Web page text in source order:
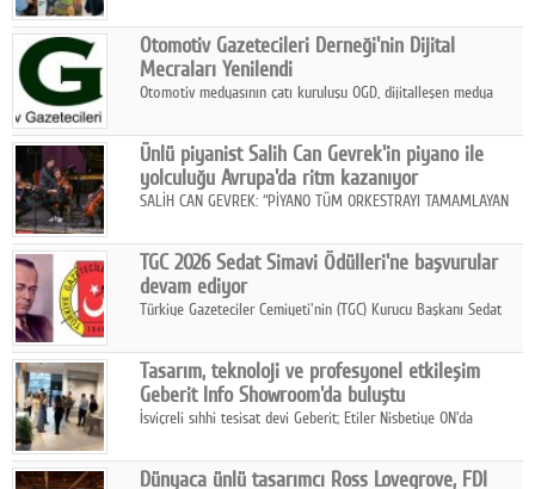
çalışan bağlılığı, iyi olma hali ve işveren markası üzerindeki
etkisine dikkat çekti.
Otomotiv Gazetecileri Derneği'nin Dijital
Mecraları Yenilendi
Otomotiv medyasının çatı kuruluşu OGD, dijitalleşen medya
hedefiyle internet sitesini ve sosyal medya kanallarını yeniledi.
Ünlü piyanist Salih Can Gevrek'in piyano ile
yolculuğu Avrupa'da ritm kazanıyor
SALİH CAN GEVREK: “PİYANO TÜM ORKESTRAYI TAMAMLAYAN
ETKİ YARATIYOR"
TGC 2026 Sedat Simavi Ödülleri'ne başvurular
devam ediyor
Türkiye Gazeteciler Cemiyeti'nin (TGC) Kurucu Başkanı Sedat
Tasarım, teknoloji ve profesyonel etkileşim
Geberit Info Showroom'da buluştu
İsviçreli sıhhi tesisat devi Geberit; Etiler Nisbetiye ON'da
ortaklığıyla özel bir davete ev sahipliği yaptı.
Dünyaca ünlü tasarımcı Ross Lovegrove, FDI